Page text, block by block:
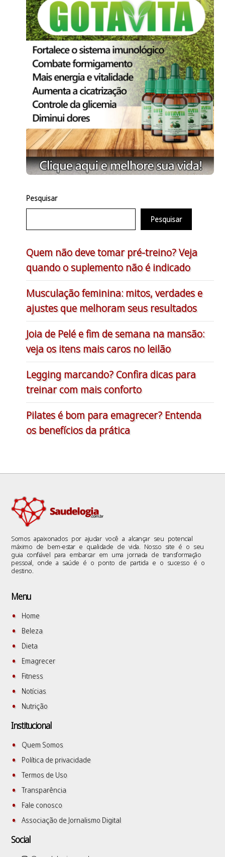
Pesquisar
Pesquisar
Quem não deve tomar pré-treino? Veja
quando o suplemento não é indicado
Musculação feminina: mitos, verdades e
ajustes que melhoram seus resultados
Joia de Pelé e fim de semana na mansão:
veja os itens mais caros no leilão
Legging marcando? Confira dicas para
treinar com mais conforto
Pilates é bom para emagrecer? Entenda
os benefícios da prática
Somos apaixonados por ajudar você a alcançar seu potencial
máximo de bem-estar e qualidade de vida. Nosso site é o seu
guia confiável para embarcar em uma jornada de transformação
pessoal, onde a saúde é o ponto de partida e o sucesso é o
destino.
Menu
Home
Beleza
Dieta
Emagrecer
Fitness
Notícias
Nutrição
Institucional
Quem Somos
Política de privacidade
Termos de Uso
Transparência
Fale conosco
Associação de Jornalismo Digital
Social